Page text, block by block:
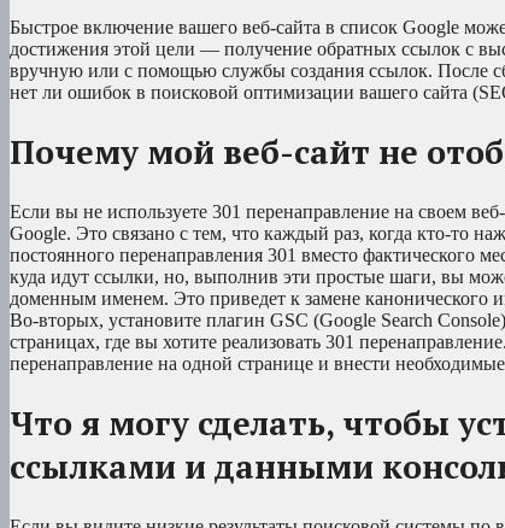
Быстрое включение вашего веб-сайта в список Google
достижения этой цели — получение обратных ссылок с
вручную или с помощью службы создания ссылок. После
нет ли ошибок в поисковой оптимизации вашего сайта
Почему мой веб-сайт не
Если вы не используете 301 перенаправление на своем
Google. Это связано с тем, что каждый раз, когда кто-то
постоянного перенаправления 301 вместо фактического
куда идут ссылки, но, выполнив эти простые шаги, вы
доменным именем. Это приведет к замене канонического
Во-вторых, установите плагин GSC (Google Search
страницах, где вы хотите реализовать 301
перенаправление на одной странице и внести
Что я могу сделать, чтобы
ссылками и данными